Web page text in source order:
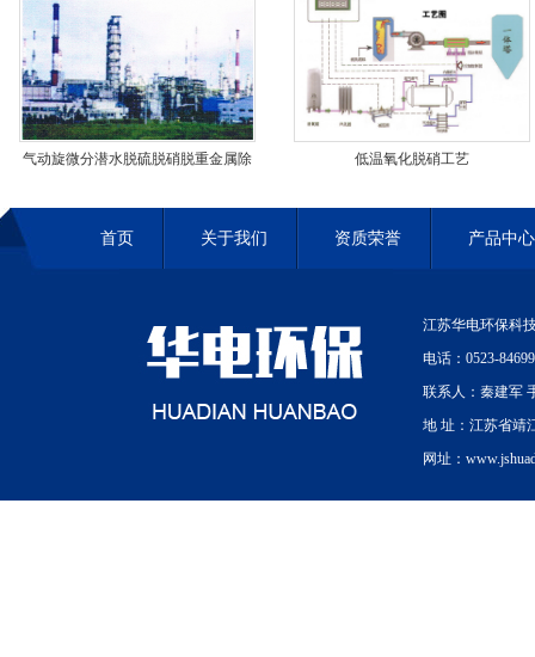
气动旋微分潜水脱硫脱硝脱重金属除
低温氧化脱硝工艺
首页 关于我们 资质荣誉 产品中心
江苏华电环保科
电话：0523-
联系人：秦建军
地 址：江苏省靖
网址：